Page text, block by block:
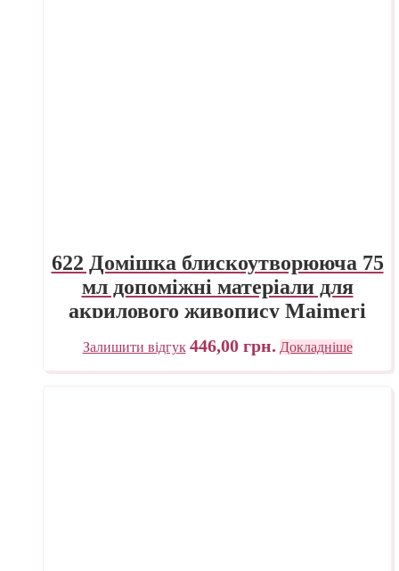
622 Домішка блискоутворююча 75
мл допоміжні матеріали для
акрилового живопису Maimeri
Італія
Залишити відгук 446,00 грн. Докладніше